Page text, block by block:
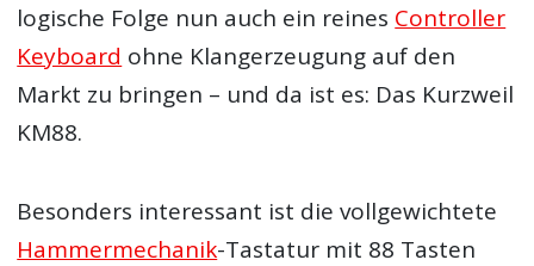
logische Folge nun auch ein reines Controller
Keyboard ohne Klangerzeugung auf den
Markt zu bringen – und da ist es: Das Kurzweil
KM88.
Besonders interessant ist die vollgewichtete
Hammermechanik-Tastatur mit 88 Tasten